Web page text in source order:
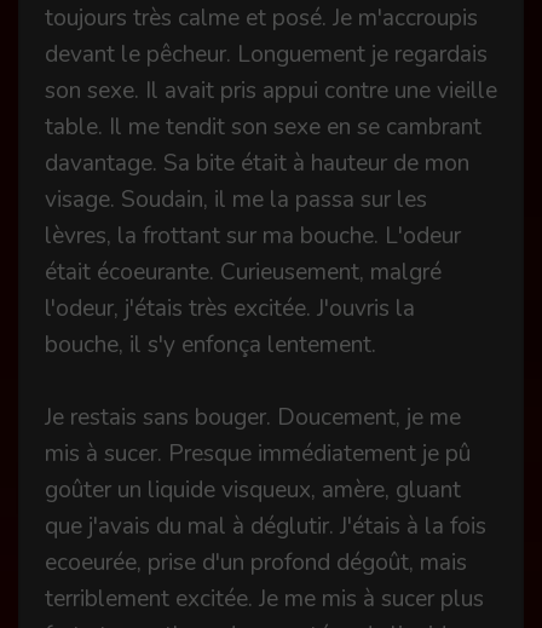
toujours très calme et posé. Je m'accroupis
devant le pêcheur. Longuement je regardais
son sexe. Il avait pris appui contre une vieille
table. Il me tendit son sexe en se cambrant
davantage. Sa bite était à hauteur de mon
visage. Soudain, il me la passa sur les
lèvres, la frottant sur ma bouche. L'odeur
était écoeurante. Curieusement, malgré
l'odeur, j'étais très excitée. J'ouvris la
bouche, il s'y enfonça lentement.
Je restais sans bouger. Doucement, je me
mis à sucer. Presque immédiatement je pû
goûter un liquide visqueux, amère, gluant
que j'avais du mal à déglutir. J'étais à la fois
ecoeurée, prise d'un profond dégoût, mais
terriblement excitée. Je me mis à sucer plus